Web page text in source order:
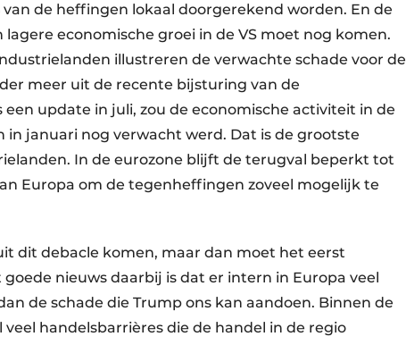
de heffingen lokaal doorgerekend worden. En de
economische groei in de VS moet nog komen.
illustreren de verwachte schade voor de
meer uit de recente bijsturing van de
een update in juli, zou de economische activiteit in de
in januari nog verwacht werd. Dat is de grootste
In de eurozone blijft de terugval beperkt tot
Europa om de tegenheffingen zoveel mogelijk te
dit debacle komen, maar dan moet het eerst
nieuws daarbij is dat er intern in Europa veel
de schade die Trump ons kan aandoen. Binnen de
handelsbarrières die de handel in de regio